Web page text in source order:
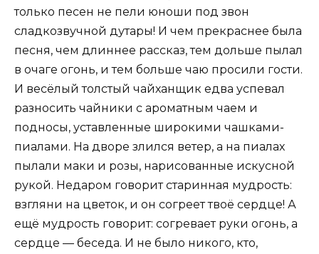
только песен не пели юноши под звон
сладкозвучной дутары! И чем прекраснее была
песня, чем длиннее рассказ, тем дольше пылал
в очаге огонь, и тем больше чаю просили гости.
И весёлый толстый чайханщик едва успевал
разносить чайники с ароматным чаем и
подносы, уставленные широкими чашками-
пиалами. На дворе злился ветер, а на пиалах
пылали маки и розы, нарисованные искусной
рукой. Недаром говорит старинная мудрость:
взгляни на цветок, и он согреет твоё сердце! А
ещё мудрость говорит: согревает руки огонь, а
сердце — беседа. И не было никого, кто,